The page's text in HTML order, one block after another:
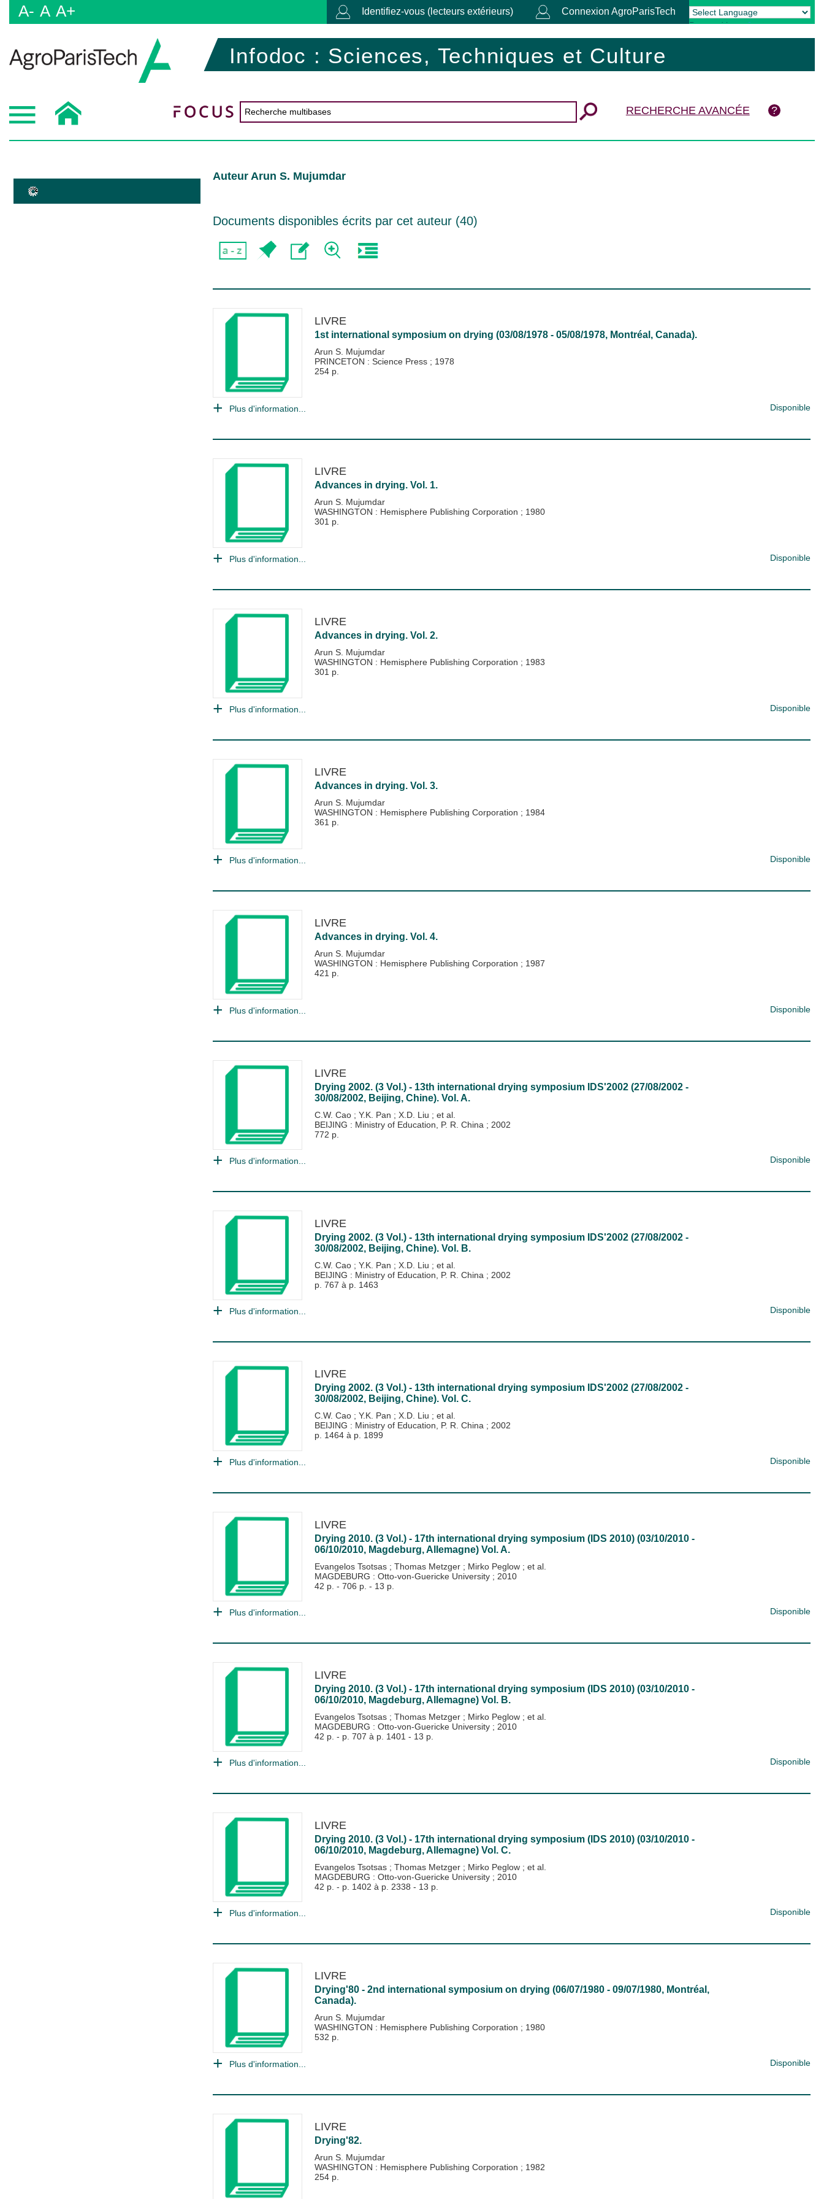
A- A A+ Identifiez-vous (lecteurs extérieurs) Connexion AgroParisTech
Powered by Translate
Infodoc : Sciences, Techniques et Culture
RECHERCHE AVANCÉE
Auteur Arun S. Mujumdar
Documents disponibles écrits par cet auteur (40)
LIVRE
1st international symposium on drying (03/08/1978 - 05/08/1978, Montréal, Canada).
Arun S. Mujumdar
PRINCETON : Science Press ; 1978
254 p.
Plus d'information... Disponible
LIVRE
Advances in drying. Vol. 1.
Arun S. Mujumdar
WASHINGTON : Hemisphere Publishing Corporation ; 1980
301 p.
Plus d'information... Disponible
LIVRE
Advances in drying. Vol. 2.
Arun S. Mujumdar
WASHINGTON : Hemisphere Publishing Corporation ; 1983
301 p.
Plus d'information... Disponible
LIVRE
Advances in drying. Vol. 3.
Arun S. Mujumdar
WASHINGTON : Hemisphere Publishing Corporation ; 1984
361 p.
Plus d'information... Disponible
LIVRE
Advances in drying. Vol. 4.
Arun S. Mujumdar
WASHINGTON : Hemisphere Publishing Corporation ; 1987
421 p.
Plus d'information... Disponible
LIVRE
Drying 2002. (3 Vol.) - 13th international drying symposium IDS'2002 (27/08/2002 -
30/08/2002, Beijing, Chine). Vol. A.
C.W. Cao ; Y.K. Pan ; X.D. Liu ; et al.
BEIJING : Ministry of Education, P. R. China ; 2002
772 p.
Plus d'information... Disponible
LIVRE
Drying 2002. (3 Vol.) - 13th international drying symposium IDS'2002 (27/08/2002 -
30/08/2002, Beijing, Chine). Vol. B.
C.W. Cao ; Y.K. Pan ; X.D. Liu ; et al.
BEIJING : Ministry of Education, P. R. China ; 2002
p. 767 à p. 1463
Plus d'information... Disponible
LIVRE
Drying 2002. (3 Vol.) - 13th international drying symposium IDS'2002 (27/08/2002 -
30/08/2002, Beijing, Chine). Vol. C.
C.W. Cao ; Y.K. Pan ; X.D. Liu ; et al.
BEIJING : Ministry of Education, P. R. China ; 2002
p. 1464 à p. 1899
Plus d'information... Disponible
LIVRE
Drying 2010. (3 Vol.) - 17th international drying symposium (IDS 2010) (03/10/2010 -
06/10/2010, Magdeburg, Allemagne) Vol. A.
Evangelos Tsotsas ; Thomas Metzger ; Mirko Peglow ; et al.
MAGDEBURG : Otto-von-Guericke University ; 2010
42 p. - 706 p. - 13 p.
Plus d'information... Disponible
LIVRE
Drying 2010. (3 Vol.) - 17th international drying symposium (IDS 2010) (03/10/2010 -
06/10/2010, Magdeburg, Allemagne) Vol. B.
Evangelos Tsotsas ; Thomas Metzger ; Mirko Peglow ; et al.
MAGDEBURG : Otto-von-Guericke University ; 2010
42 p. - p. 707 à p. 1401 - 13 p.
Plus d'information... Disponible
LIVRE
Drying 2010. (3 Vol.) - 17th international drying symposium (IDS 2010) (03/10/2010 -
06/10/2010, Magdeburg, Allemagne) Vol. C.
Evangelos Tsotsas ; Thomas Metzger ; Mirko Peglow ; et al.
MAGDEBURG : Otto-von-Guericke University ; 2010
42 p. - p. 1402 à p. 2338 - 13 p.
Plus d'information... Disponible
LIVRE
Drying'80 - 2nd international symposium on drying (06/07/1980 - 09/07/1980, Montréal,
Canada).
Arun S. Mujumdar
WASHINGTON : Hemisphere Publishing Corporation ; 1980
532 p.
Plus d'information... Disponible
LIVRE
Drying'82.
Arun S. Mujumdar
WASHINGTON : Hemisphere Publishing Corporation ; 1982
254 p.